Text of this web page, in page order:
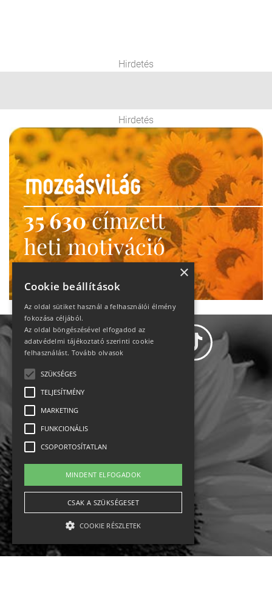
Hirdetés
Hirdetés
35 630címzett
heti motiváció
Ne maradj le!
Impresszum-kapcsolat
Jogi nyilatkozat
Rólunk
English
×
Cookie beállítások
Az oldal sütiket használ a felhasználói élmény
fokozása céljából.
Az oldal böngészésével elfogadod az
adatvédelmi tájékoztató szerinti cookie
felhasználást. Tovább olvasok
SZÜKSÉGES
TELJESÍTMÉNY
MARKETING
FUNKCIONÁLIS
CSOPORTOSÍTATLAN
MINDENT ELFOGADOK
CSAK A SZÜKSÉGESET
COOKIE RÉSZLETEK